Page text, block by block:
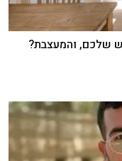
שלכם, והמעצבת?